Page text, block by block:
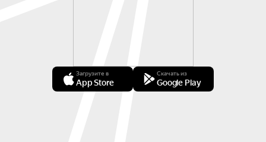
Загрузите в
App Store
Скачать из
Google Play